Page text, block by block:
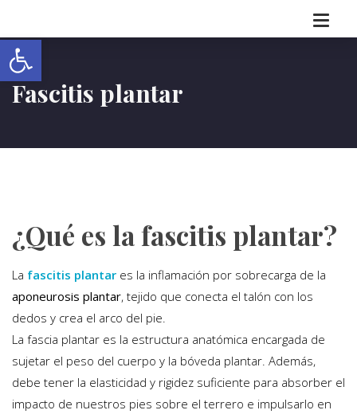
Abrir barra de herramientas
Fascitis plantar
¿Qué es la fascitis plantar?
La fascitis plantar es la inflamación por sobrecarga de la
aponeurosis plantar, tejido que conecta el talón con los
dedos y crea el arco del pie.
La fascia plantar es la estructura anatómica encargada de
sujetar el peso del cuerpo y la bóveda plantar. Además,
debe tener la elasticidad y rigidez suficiente para absorber el
impacto de nuestros pies sobre el terrero e impulsarlo en